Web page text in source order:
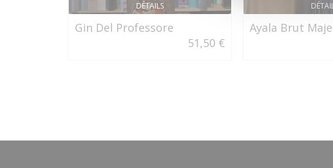
DÉTAILS
Gin Del Professore
51,50 €
Ayala Brut